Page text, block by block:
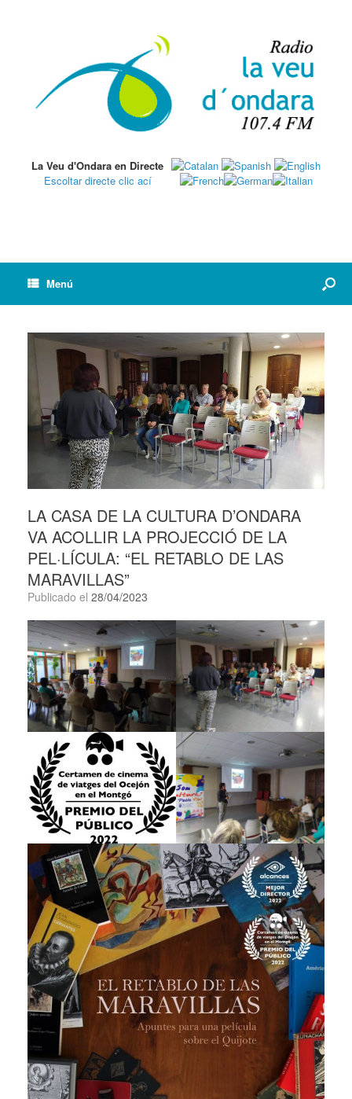
La Veu d'Ondara en Directe
Escoltar directe clic ací
Menú
LA CASA DE LA CULTURA D’ONDARA
VA ACOLLIR LA PROJECCIÓ DE LA
PEL·LÍCULA: “EL RETABLO DE LAS
MARAVILLAS”
Publicado el 28/04/2023